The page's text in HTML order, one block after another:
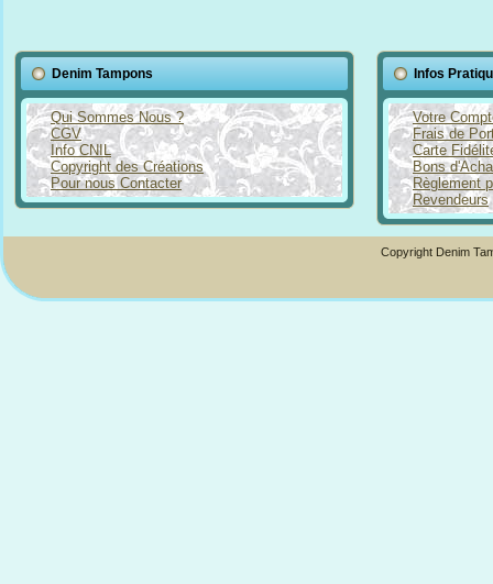
Denim Tampons
Qui Sommes Nous ?
CGV
Info CNIL
Copyright des Créations
Pour nous Contacter
Infos
Votre
Frais de
Carte
Bons
Règlement
Revendeurs
Copyright Denim